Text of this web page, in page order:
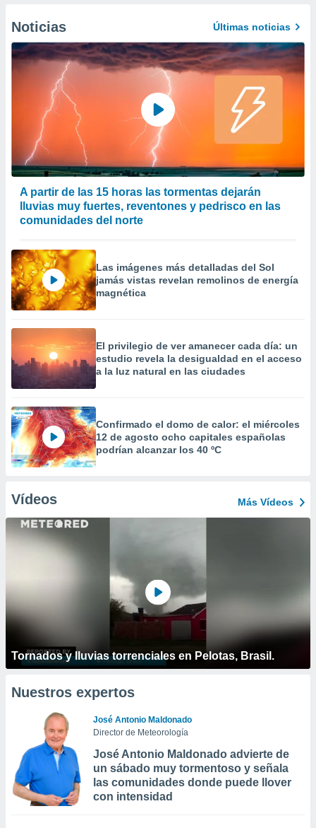
Noticias Últimas noticias
A partir de las 15 horas las tormentas dejarán
lluvias muy fuertes, reventones y pedrisco en las
comunidades del norte
Las imágenes más detalladas del Sol
jamás vistas revelan remolinos de energía
magnética
El privilegio de ver amanecer cada día: un
estudio revela la desigualdad en el acceso
a la luz natural en las ciudades
Confirmado el domo de calor: el miércoles
12 de agosto ocho capitales españolas
podrían alcanzar los 40 ºC
Vídeos Más Vídeos
Tornados y lluvias torrenciales en Pelotas, Brasil.
Nuestros expertos
José Antonio Maldonado
Director de Meteorología
José Antonio Maldonado advierte de
un sábado muy tormentoso y señala
las comunidades donde puede llover
con intensidad